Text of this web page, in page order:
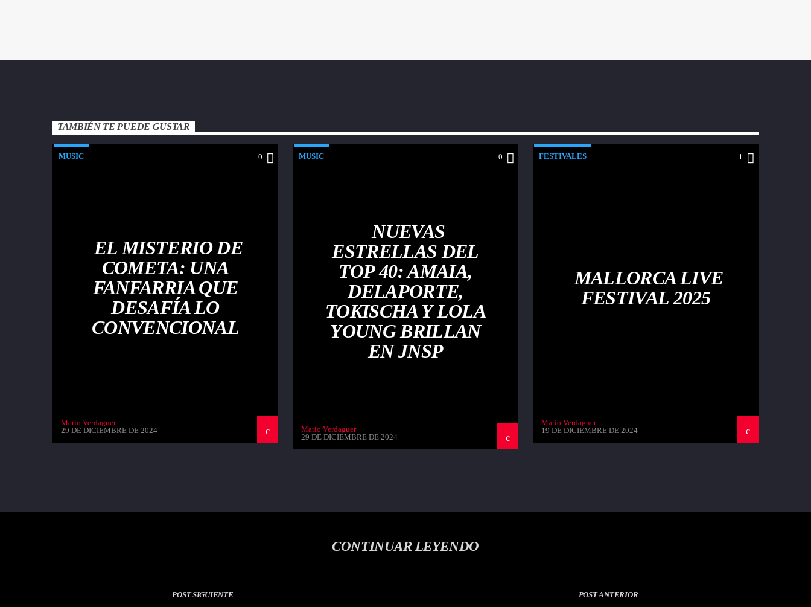
TAMBIÉN TE PUEDE GUSTAR
MUSIC 0
EL MISTERIO DE
COMETA: UNA
FANFARRIA QUE
DESAFÍA LO
CONVENCIONAL
Mario Verdaguer
29 DE DICIEMBRE DE 2024
MUSIC 0
NUEVAS
ESTRELLAS DEL
TOP 40: AMAIA,
DELAPORTE,
TOKISCHA Y LOLA
YOUNG BRILLAN
EN JNSP
Mario Verdaguer
29 DE DICIEMBRE DE 2024
FESTIVALES 1
MALLORCA LIVE
FESTIVAL 2025
Mario Verdaguer
19 DE DICIEMBRE DE 2024
CONTINUAR LEYENDO
POST SIGUIENTE POST ANTERIOR